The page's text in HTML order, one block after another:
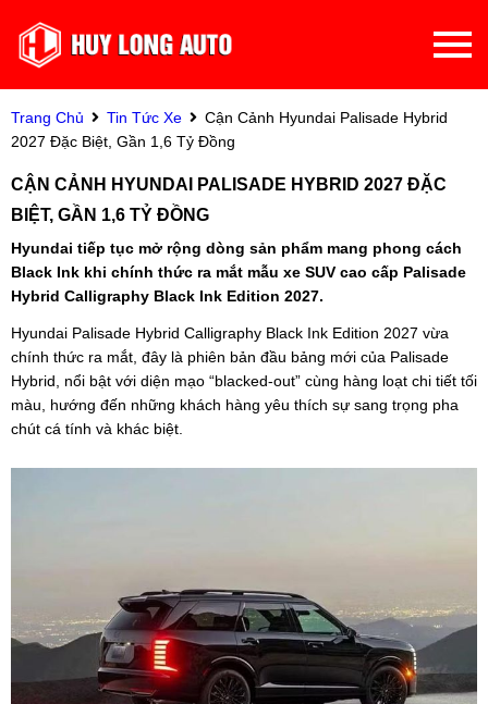
Trang Chủ Tin Tức Xe
Cận Cảnh Hyundai Palisade Hybrid
2027 Đặc Biệt, Gần 1,6 Tỷ Đồng
CẬN CẢNH HYUNDAI PALISADE HYBRID 2027 ĐẶC
BIỆT, GẦN 1,6 TỶ ĐỒNG
Hyundai tiếp tục mở rộng dòng sản phẩm mang phong cách
Black Ink khi chính thức ra mắt mẫu xe SUV cao cấp Palisade
Hybrid Calligraphy Black Ink Edition 2027.
Hyundai Palisade Hybrid Calligraphy Black Ink Edition 2027 vừa
chính thức ra mắt, đây là phiên bản đầu bảng mới của Palisade
Hybrid, nổi bật với diện mạo “blacked-out” cùng hàng loạt chi tiết tối
màu, hướng đến những khách hàng yêu thích sự sang trọng pha
chút cá tính và khác biệt.